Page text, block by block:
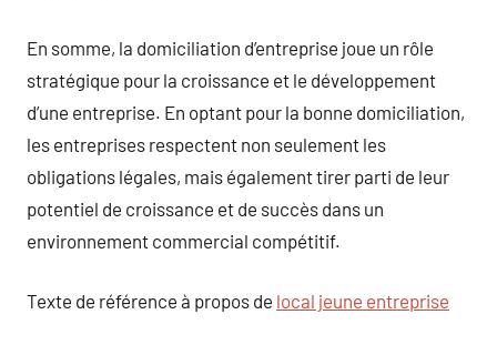
En somme, la domiciliation d’entreprise joue un rôle
stratégique pour la croissance et le développement
d’une entreprise. En optant pour la bonne domiciliation,
les entreprises respectent non seulement les
obligations légales, mais également tirer parti de leur
potentiel de croissance et de succès dans un
environnement commercial compétitif.
Texte de référence à propos de local jeune entreprise